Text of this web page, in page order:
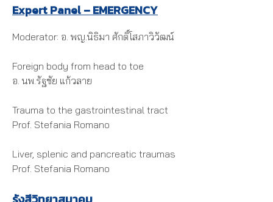
Expert Panel – EMERGENCY
Moderator: อ. พญ.นิธิมา ศักดิ์โสภาวิวัฒน์
Foreign body from head to toe
อ. นพ.รัฐชัย แก้วลาย
Trauma to the gastrointestinal tract
Prof. Stefania Romano
Liver, splenic and pancreatic traumas
Prof. Stefania Romano